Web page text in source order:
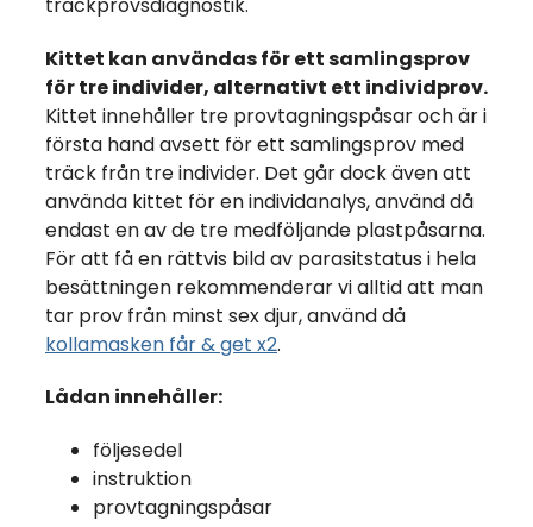
Kittet kan användas för ett samlingsprov
för tre individer, alternativt ett individprov.
Kittet innehåller tre provtagningspåsar och är i
första hand avsett för ett samlingsprov med
träck från tre individer. Det går dock även att
använda kittet för en individanalys, använd då
endast en av de tre medföljande plastpåsarna.
För att få en rättvis bild av parasitstatus i hela
besättningen rekommenderar vi alltid att man
tar prov från minst sex djur, använd då
kollamasken får & get x2.
Lådan innehåller:
följesedel
instruktion
provtagningspåsar